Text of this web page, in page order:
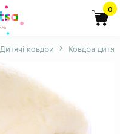
0
Дитячі ковдри Ковдра